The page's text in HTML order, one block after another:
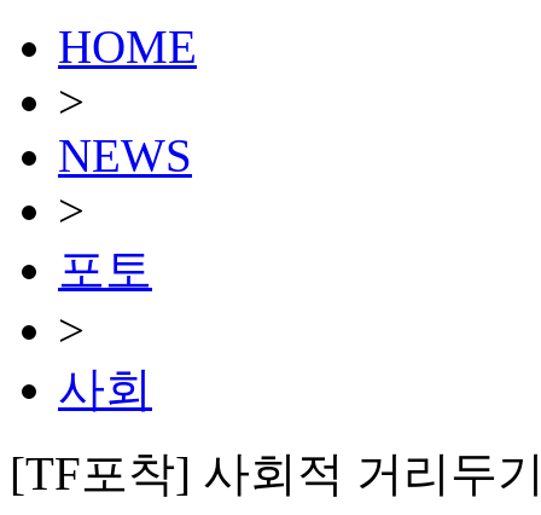
HOME
>
NEWS
>
포토
>
사회
[TF포착] 사회적 거리두